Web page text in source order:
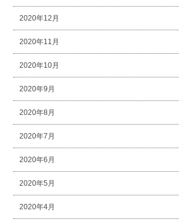
2020年12月
2020年11月
2020年10月
2020年9月
2020年8月
2020年7月
2020年6月
2020年5月
2020年4月